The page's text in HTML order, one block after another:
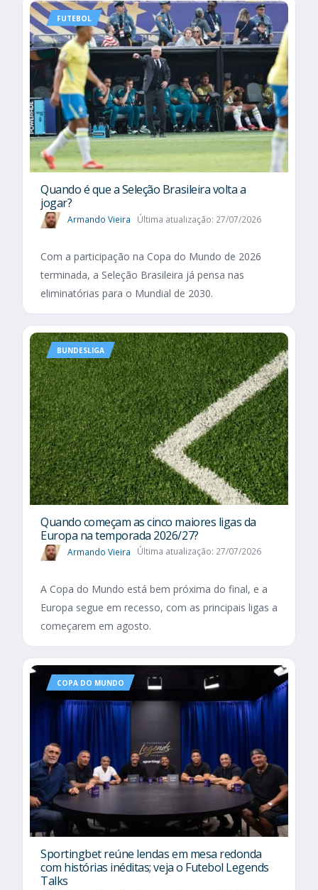
FUTEBOL
Quando é que a Seleção Brasileira volta a
jogar?
Armando Vieira Última atualização: 27/07/2026
Com a participação na Copa do Mundo de 2026
terminada, a Seleção Brasileira já pensa nas
eliminatórias para o Mundial de 2030.
BUNDESLIGA
Quando começam as cinco maiores ligas da
Europa na temporada 2026/27?
Armando Vieira Última atualização: 27/07/2026
A Copa do Mundo está bem próxima do final, e a
Europa segue em recesso, com as principais ligas a
começarem em agosto.
COPA DO MUNDO
Sportingbet reúne lendas em mesa redonda
com histórias inéditas; veja o Futebol Legends
Talks